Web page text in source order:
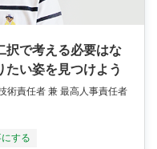
択で考える必要はな
たい姿を見つけよう
術責任者 兼 最高人事責任者
にする